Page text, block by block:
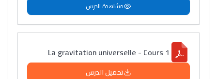
مشاهدة الدرس
La gravitation universelle - Cours 1
تحميل الدرس